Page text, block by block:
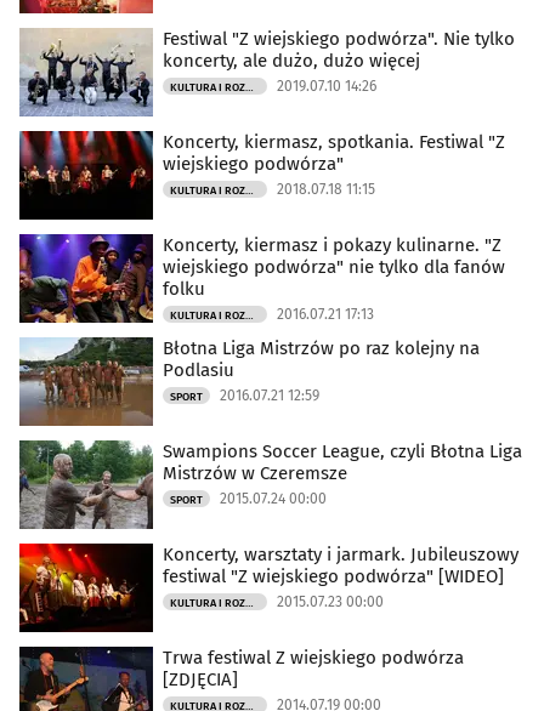
Festiwal "Z wiejskiego podwórza". Nie tylko
koncerty, ale dużo, dużo więcej
KULTURA I ROZRYWKA 2019.07.10 14:26
Koncerty, kiermasz, spotkania. Festiwal "Z
wiejskiego podwórza"
KULTURA I ROZRYWKA 2018.07.18 11:15
Koncerty, kiermasz i pokazy kulinarne. "Z
wiejskiego podwórza" nie tylko dla fanów
folku
KULTURA I ROZRYWKA 2016.07.21 17:13
Błotna Liga Mistrzów po raz kolejny na
Podlasiu
SPORT 2016.07.21 12:59
Swampions Soccer League, czyli Błotna Liga
Mistrzów w Czeremsze
SPORT 2015.07.24 00:00
Koncerty, warsztaty i jarmark. Jubileuszowy
festiwal "Z wiejskiego podwórza" [WIDEO]
KULTURA I ROZRYWKA 2015.07.23 00:00
Trwa festiwal Z wiejskiego podwórza
[ZDJĘCIA]
KULTURA I ROZRYWKA 2014.07.19 00:00